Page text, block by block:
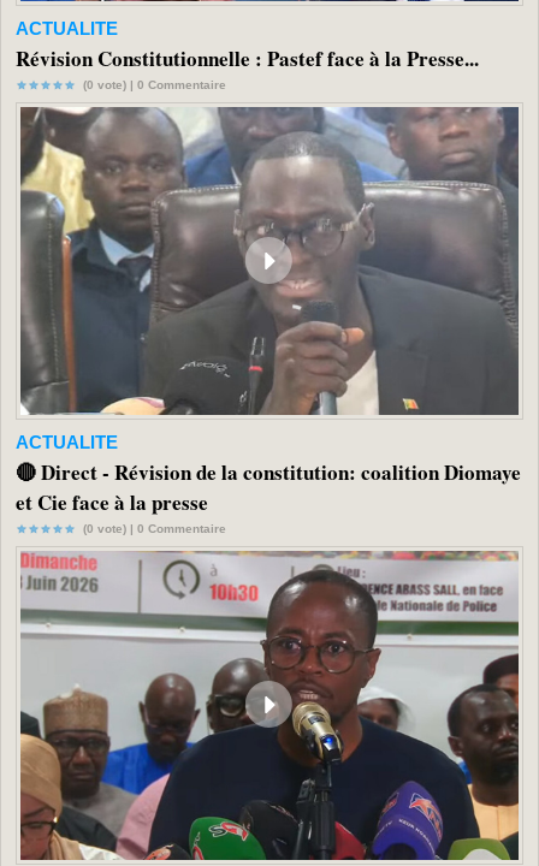
ACTUALITE
Révision Constitutionnelle : Pastef face à la Presse...
(0 vote) | 0 Commentaire
ACTUALITE
🔴 Direct - Révision de la constitution: coalition Diomaye
et Cie face à la presse
(0 vote) | 0 Commentaire